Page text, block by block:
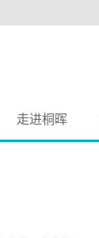
走进桐晖